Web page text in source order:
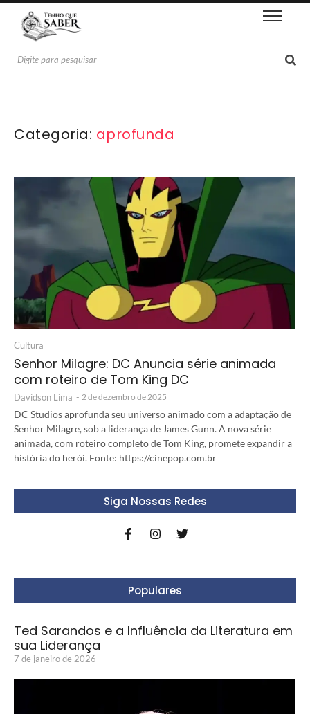
Categoria: aprofunda
Cultura
Senhor Milagre: DC Anuncia série animada
com roteiro de Tom King DC
Davidson Lima - 2 de dezembro de 2025
DC Studios aprofunda seu universo animado com a adaptação de
Senhor Milagre, sob a liderança de James Gunn. A nova série
animada, com roteiro completo de Tom King, promete expandir a
história do herói. Fonte: https://cinepop.com.br
Siga Nossas Redes
Populares
Ted Sarandos e a Influência da Literatura em
sua Liderança
7 de janeiro de 2026